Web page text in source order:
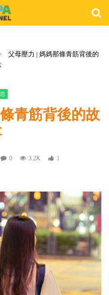
父母壓力 | 媽媽那條青筋背後的
青筋背後的故
0 3.2K 1